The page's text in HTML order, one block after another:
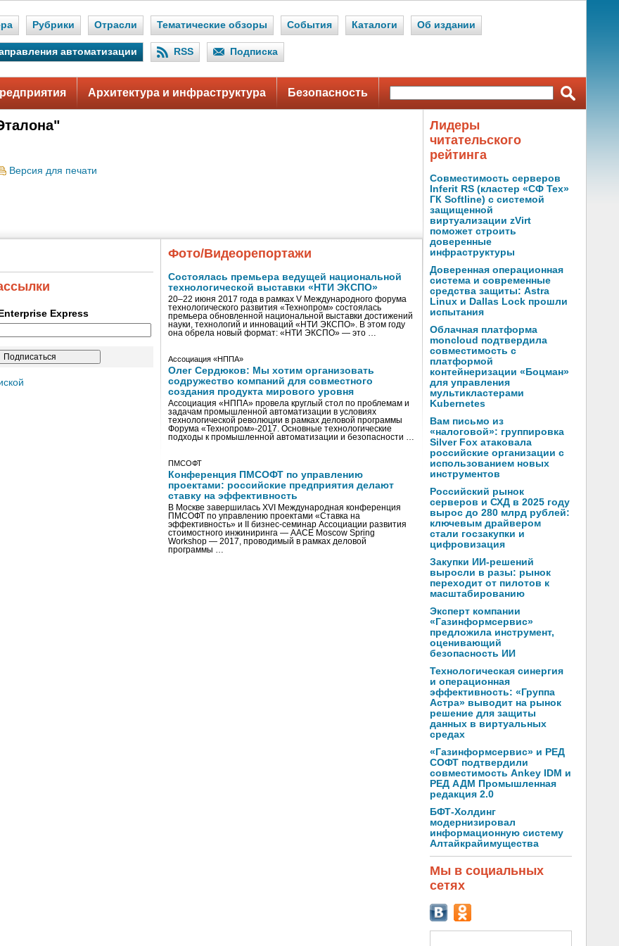
Рубрики Отрасли Тематические обзоры События Каталоги Об издании
автоматизации RSS Подписка
Архитектура и инфраструктура Безопасность
Версия для печати
Express
Фото/Видеорепортажи
Состоялась премьера ведущей национальной
технологической выставки «НТИ ЭКСПО»
20–22 июня 2017 года в рамках V Международного форума
технологического развития «Технопром» состоялась
премьера обновленной национальной выставки достижений
науки, технологий и инноваций «НТИ ЭКСПО». В этом году
она обрела новый формат: «НТИ ЭКСПО» — это …
Ассоциация «НППА»
Олег Сердюков: Мы хотим организовать
содружество компаний для совместного
создания продукта мирового уровня
Ассоциация «НППА» провела круглый стол по проблемам и
задачам промышленной автоматизации в условиях
технологической революции в рамках деловой программы
Форума «Технопром»-2017. Основные технологические
подходы к промышленной автоматизации и безопасности …
ПМСОФТ
Конференция ПМСОФТ по управлению
проектами: российские предприятия делают
ставку на эффективность
В Москве завершилась XVI Международная конференция
ПМСОФТ по управлению проектами «Ставка на
эффективность» и II бизнес-семинар Ассоциации развития
стоимостного инжиниринга — AACE Moscow Spring
Workshop — 2017, проводимый в рамках деловой
программы …
Лидеры
читательского
рейтинга
Совместимость серверов
Inferit RS (кластер «СФ Тех»
ГК Softline) с системой
защищенной
виртуализации zVirt
поможет строить
доверенные
инфраструктуры
Доверенная операционная
система и современные
средства защиты: Astra
Linux и Dallas Lock прошли
испытания
Облачная платформа
moncloud подтвердила
совместимость с
платформой
контейнеризации «Боцман»
для управления
мультикластерами
Kubernetes
Вам письмо из
«налоговой»: группировка
Silver Fox атаковала
российские организации с
использованием новых
инструментов
Российский рынок
серверов и СХД в 2025 году
вырос до 280 млрд рублей:
ключевым драйвером
стали госзакупки и
цифровизация
Закупки ИИ-решений
выросли в разы: рынок
переходит от пилотов к
масштабированию
Эксперт компании
«Газинформсервис»
предложила инструмент,
оценивающий
безопасность ИИ
Технологическая синергия
и операционная
эффективность: «Группа
Астра» выводит на рынок
решение для защиты
данных в виртуальных
средах
«Газинформсервис» и РЕД
СОФТ подтвердили
совместимость Ankey IDM и
РЕД АДМ Промышленная
редакция 2.0
БФТ-Холдинг
модернизировал
информационную систему
Алтайкрайимущества
Мы в социальных
сетях